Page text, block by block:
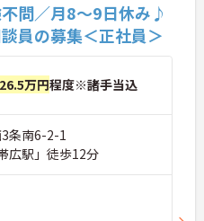
不問／月8～9日休み♪
員の募集＜正社員＞
万円程度※諸手当込
条南6-2-1
広駅」徒歩12分